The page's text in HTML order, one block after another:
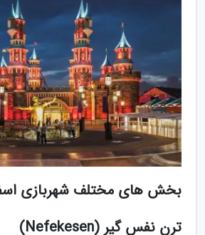
بخش های مختلف شهربازی
ترن نفس گیر (Nefekesen)